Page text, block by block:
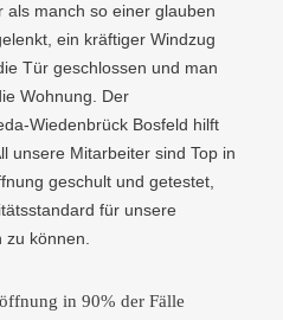
als manch so einer glauben
ein kräftiger Windzug
Tür geschlossen und man
Wohnung. Der
Wiedenbrück Bosfeld hilft
unsere Mitarbeiter sind Top in
geschult und getestet,
für unsere
können.
in 90% der Fälle